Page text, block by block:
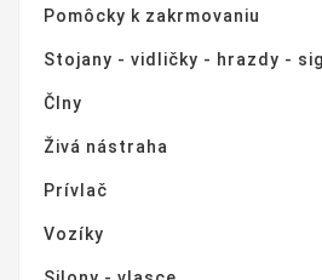
Pomôcky k zakrmovaniu
Stojany - vidličky - hrazdy -
Člny
Živá nástraha
Prívlač
Vozíky